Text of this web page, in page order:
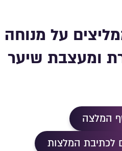
על מנוחה
ומעצבת שיער
המלצה
לכתיבת המלצות